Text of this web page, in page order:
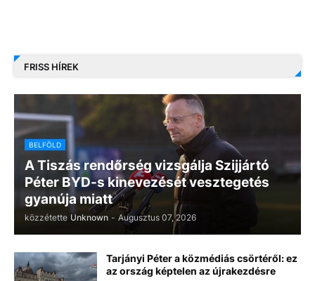
FRISS HÍREK
BELFÖLD
A Tiszás rendőrség vizsgálja Szijjártó
Péter BYD-s kinevezését vesztegetés
gyanúja miatt
közzétette Unknown - Augusztus 07, 2026
Tarjányi Péter a közmédiás csörtéről: ez
az ország képtelen az újrakezdésre